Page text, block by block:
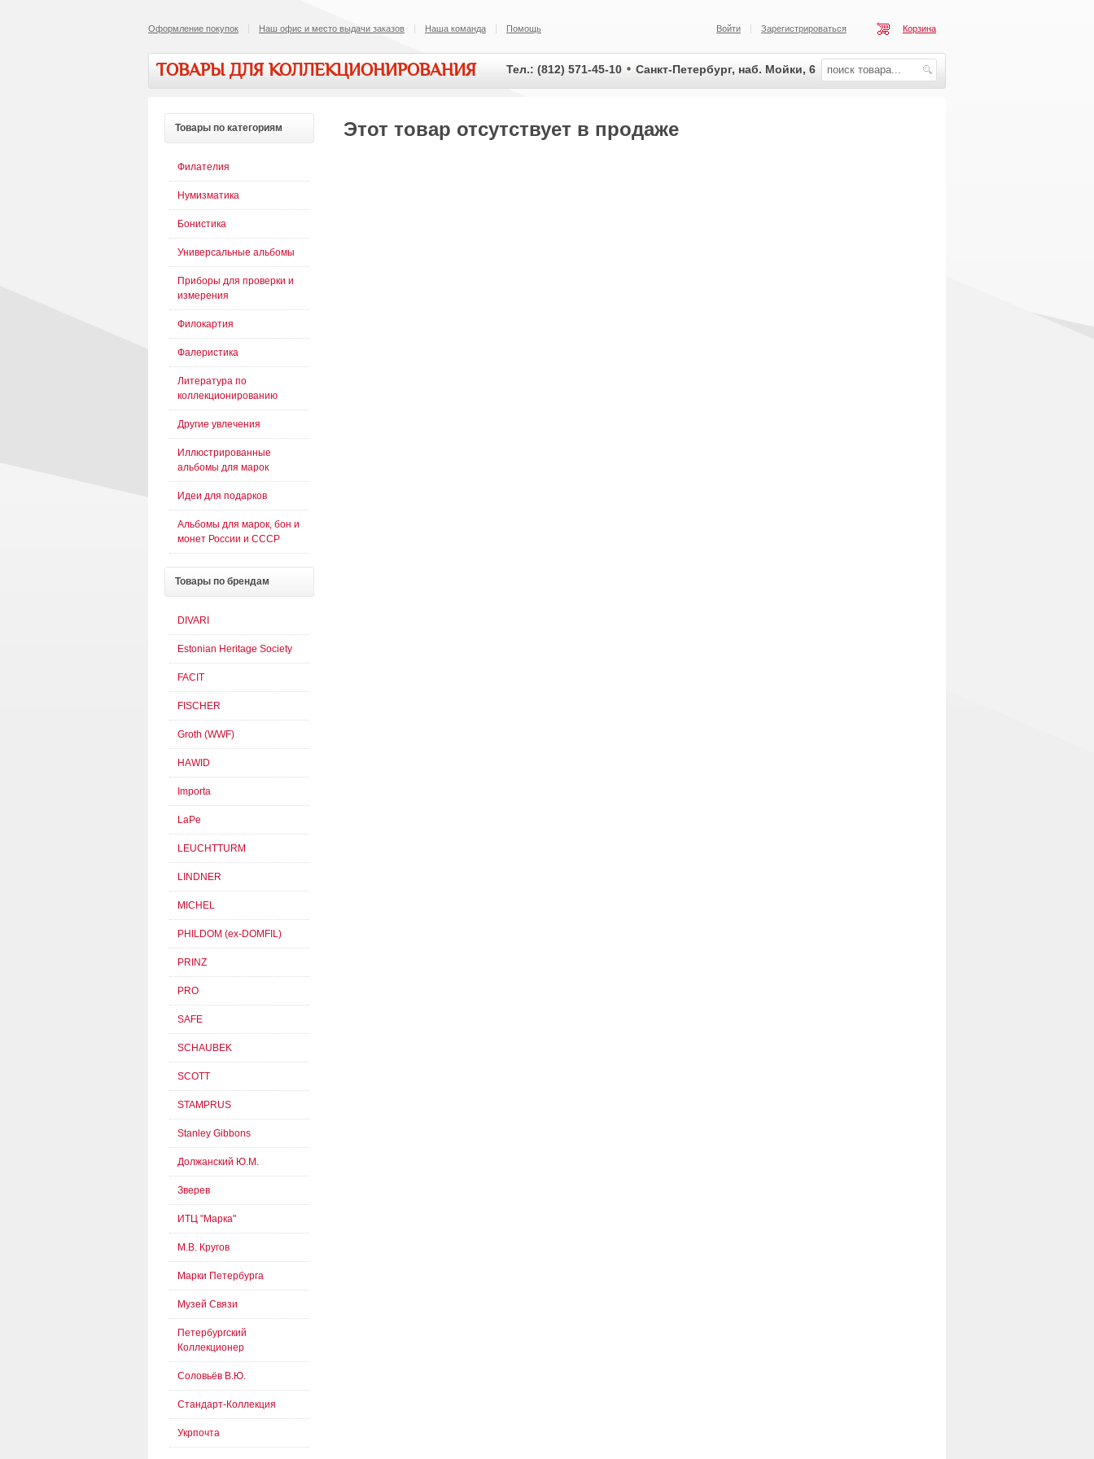
Оформление покупок Наш офис и место выдачи заказов Наша команда Помощь Корзина
Зарегистрироваться
Войти
ТОВАРЫ ДЛЯ КОЛЛЕКЦИОНИРОВАНИЯ Тел.: (812) 571-45-10 Санкт-Петербург, наб. Мойки, 6
Этот товар отсутствует в продаже
Товары по категориям
Филателия
Нумизматика
Бонистика
Универсальные альбомы
Приборы для проверки и
измерения
Филокартия
Фалеристика
Литература по
коллекционированию
Другие увлечения
Иллюстрированные
альбомы для марок
Идеи для подарков
Альбомы для марок, бон и
монет России и СССР
Товары по брендам
DIVARI
Estonian Heritage Society
FACIT
FISCHER
Groth (WWF)
HAWID
Importa
LaPe
LEUCHTTURM
LINDNER
MICHEL
PHILDOM (ex-DOMFIL)
PRINZ
PRO
SAFE
SCHAUBEK
SCOTT
STAMPRUS
Stanley Gibbons
Должанский Ю.М.
Зверев
ИТЦ "Марка"
М.В. Кругов
Марки Петербурга
Музей Связи
Петербургский
Коллекционер
Соловьёв В.Ю.
Стандарт-Коллекция
Укрпочта